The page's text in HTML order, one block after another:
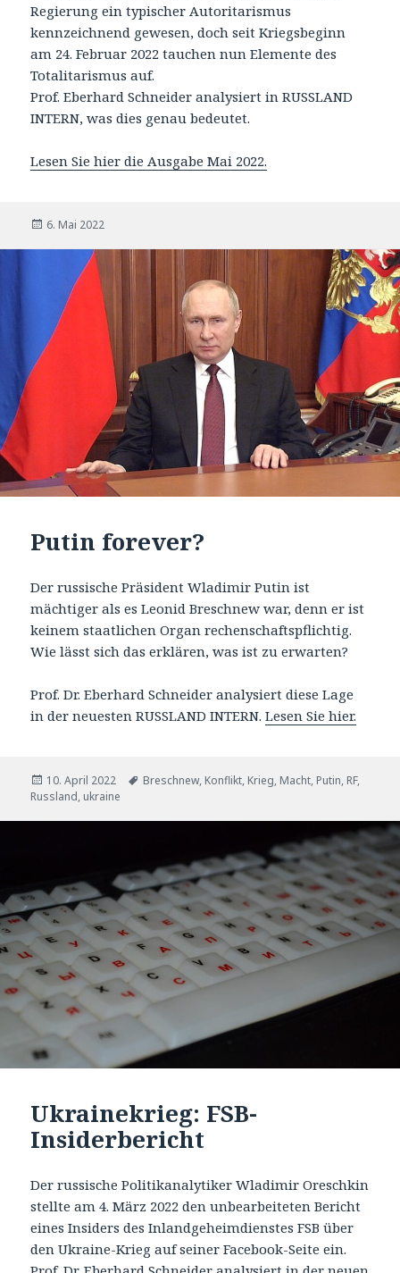
Regierung ein typischer Autoritarismus
kennzeichnend gewesen, doch seit Kriegsbeginn
am 24. Februar 2022 tauchen nun Elemente des
Totalitarismus auf.
Prof. Eberhard Schneider analysiert in RUSSLAND
INTERN, was dies genau bedeutet.
Lesen Sie hier die Ausgabe Mai 2022.
Veröffentlicht
6. Mai 2022
Putin forever?
Der russische Präsident Wladimir Putin ist
mächtiger als es Leonid Breschnew war, denn er ist
keinem staatlichen Organ rechenschaftspflichtig.
Wie lässt sich das erklären, was ist zu erwarten?
Prof. Dr. Eberhard Schneider analysiert diese Lage
in der neuesten RUSSLAND INTERN.Lesen Sie hier.
Veröffentlicht
am
10. April 2022 Tags
Breschnew, Konflikt, Krieg, Macht, Putin, RF,
Russland, ukraine
Ukrainekrieg: FSB-
Insiderbericht
Der russische Politikanalytiker Wladimir Oreschkin
stellte am 4. März 2022 den unbearbeiteten Bericht
eines Insiders des Inlandgeheimdienstes FSB über
den Ukraine-Krieg auf seiner Facebook-Seite ein.